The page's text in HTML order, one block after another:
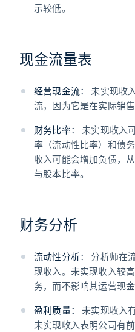
示较低。
现金流量表
经营现金流：
未实现收
流，因为它是在实际销
财务比率：
未实现收入
率（流动性比率）和债
收入可能会增加负债，
与股本比率。
财务分析
流动性分析：
分析师在
现收入。未实现收入较
务，而不影响其运营现金
盈利质量：
未实现收入
未实现收入表明公司有